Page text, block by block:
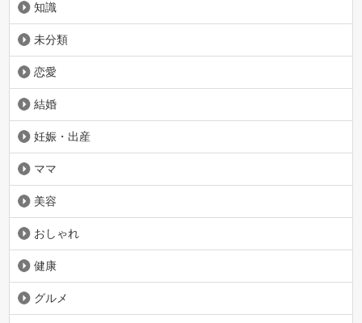
知識
未分類
恋愛
結婚
妊娠・出産
ママ
美容
おしゃれ
健康
グルメ